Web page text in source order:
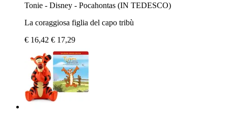
Tonie - Disney - Pocahontas (IN TEDESCO)
La coraggiosa figlia del capo tribù
€ 16,42 € 17,29